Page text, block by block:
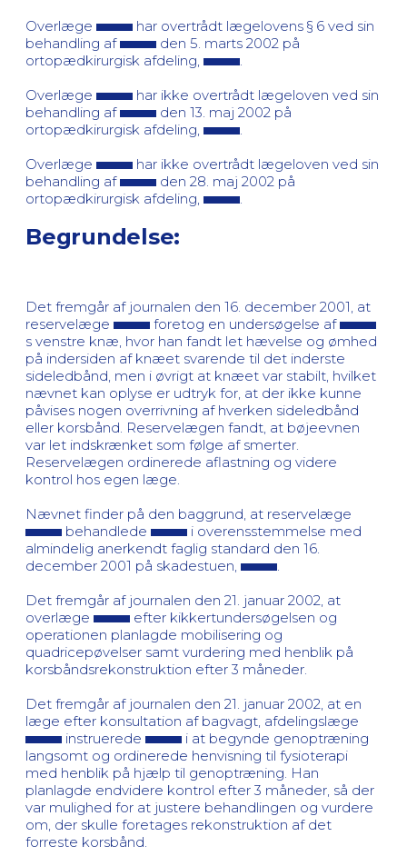
Overlæge
har overtrådt lægelovens § 6 ved sin
behandling af
den 5. marts 2002 på
ortopædkirurgisk afdeling,
Overlæge
har ikke overtrådt lægeloven ved sin
behandling af
den 13. maj 2002 på
ortopædkirurgisk afdeling,
Overlæge
har ikke overtrådt lægeloven ved sin
behandling af
den 28. maj 2002 på
ortopædkirurgisk afdeling,
Begrundelse:
Det fremgår af journalen den 16. december 2001, at
reservelæge
foretog en undersøgelse af
s venstre knæ, hvor han fandt let hævelse og ømhed
på indersiden af knæet svarende til det inderste
sideledbånd, men i øvrigt at knæet var stabilt, hvilket
nævnet kan oplyse er udtryk for, at der ikke kunne
påvises nogen overrivning af hverken sideledbånd
eller korsbånd. Reservelægen fandt, at bøjeevnen
var let indskrænket som følge af smerter.
Reservelægen ordinerede aflastning og videre
kontrol hos egen læge.
Nævnet finder på den baggrund, at reservelæge
behandlede
i overensstemmelse med
almindelig anerkendt faglig standard den 16.
december 2001 på skadestuen,
Det fremgår af journalen den 21. januar 2002, at
overlæge
efter kikkertundersøgelsen og
operationen planlagde mobilisering og
quadricepøvelser samt vurdering med henblik på
korsbåndsrekonstruktion efter 3 måneder.
Det fremgår af journalen den 21. januar 2002, at en
læge efter konsultation af bagvagt, afdelingslæge
instruerede
i at begynde genoptræning
langsomt og ordinerede henvisning til fysioterapi
med henblik på hjælp til genoptræning. Han
planlagde endvidere kontrol efter 3 måneder, så der
var mulighed for at justere behandlingen og vurdere
om, der skulle foretages rekonstruktion af det
forreste korsbånd.